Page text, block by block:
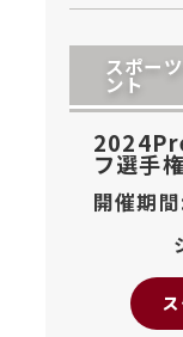
スポー
ント
フ選手権
開催期